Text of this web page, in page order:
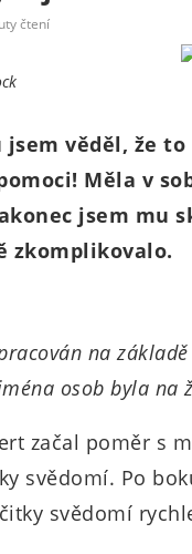
čtení
jsem věděl, že
Měla v
jsem mu
zkomplikovalo.
na
osob byla na
začal poměr s
svědomí. Po
svědomí